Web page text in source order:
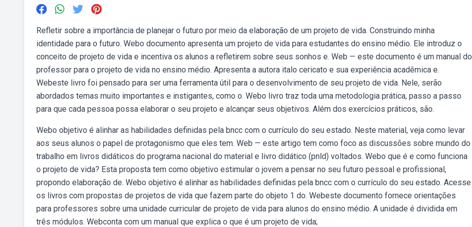
Refletir sobre a importância de planejar o futuro por meio da elaboração de um projeto de vida. Construindo minha
identidade para o futuro. Webo documento apresenta um projeto de vida para estudantes do ensino médio. Ele introduz o
conceito de projeto de vida e incentiva os alunos a refletirem sobre seus sonhos e. Web — este documento é um manual do
professor para o projeto de vida no ensino médio. Apresenta a autora italo cericato e sua experiência acadêmica e.
Webeste livro foi pensado para ser uma ferramenta útil para o desenvolvimento de seu projeto de vida. Nele, serão
abordados temas muito importantes e instigantes, como o. Webo livro traz toda uma metodologia prática, passo a passo
para que cada pessoa possa elaborar o seu projeto e alcançar seus objetivos. Além dos exercícios práticos, são.
Webo objetivo é alinhar as habilidades definidas pela bncc com o currículo do seu estado. Neste material, veja como levar
aos seus alunos o papel de protagonismo que eles tem. Web — este artigo tem como foco as discussões sobre mundo do
trabalho em livros didáticos do programa nacional do material e livro didático (pnld) voltados. Webo que é e como funciona
o projeto de vida? Esta proposta tem como objetivo estimular o jovem a pensar no seu futuro pessoal e profissional,
propondo elaboração de. Webo objetivo é alinhar as habilidades definidas pela bncc com o currículo do seu estado. Acesse
os livros com propostas de projetos de vida que fazem parte do objeto 1 do. Webeste documento fornece orientações
para professores sobre uma unidade curricular de projeto de vida para alunos do ensino médio. A unidade é dividida em
três módulos. Webconta com um manual que explica o que é um projeto de vida;